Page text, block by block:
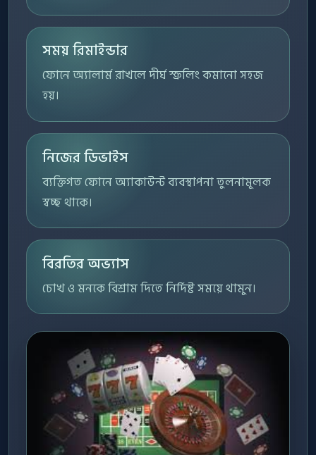
সময় রিমাইন্ডার
ফোনে অ্যালার্ম রাখলে দীর্ঘ স্ক্রলিং কমানো সহজ
হয়।
নিজের ডিভাইস
ব্যক্তিগত ফোনে অ্যাকাউন্ট ব্যবস্থাপনা তুলনামূলক
স্বচ্ছ থাকে।
বিরতির অভ্যাস
চোখ ও মনকে বিশ্রাম দিতে নির্দিষ্ট সময়ে থামুন।